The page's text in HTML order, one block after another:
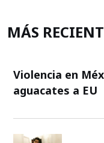
MÁS
Violencia en
aguacates a EU